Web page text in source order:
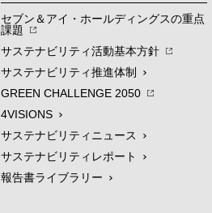
セブン＆アイ・ホールディングスの重点
課題
サステナビリティ活動基本方針
サステナビリティ推進体制
GREEN CHALLENGE 2050
4VISIONS
サステナビリティニュース
サステナビリティレポート
報告書ライブラリー